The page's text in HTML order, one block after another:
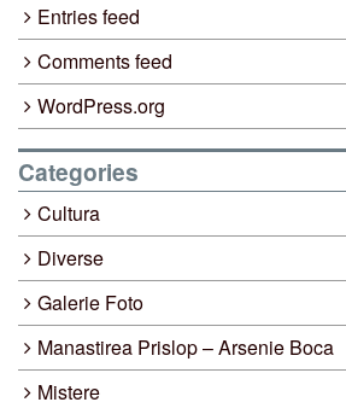
Entries feed
Comments feed
WordPress.org
Categories
Cultura
Diverse
Galerie Foto
Manastirea Prislop – Arsenie Boca
Mistere